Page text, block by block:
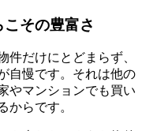
その豊富さ
件だけにとどまらず、
自慢です。それは他の
やマンションでも買い
からです。